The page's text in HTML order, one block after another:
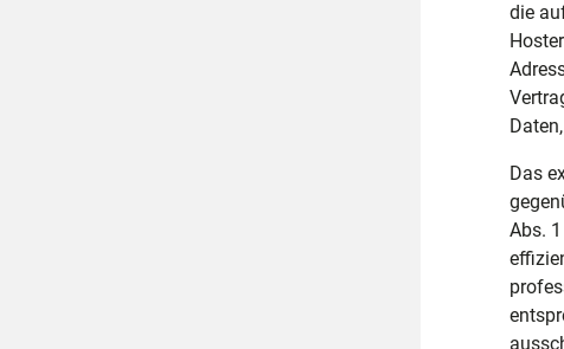
die
Das
Abs.